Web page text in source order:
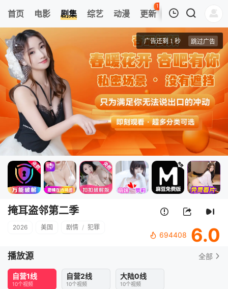
首页 电影 剧集 综艺 动漫 更新
121
热榜 APP
2
掩耳盗邻第二季
清空
掩耳盗邻第二季
2026 美国 剧情 / 犯罪
694408 6.0
播放源 全部
自营1线
10个视频
自营2线
10个视频
大陆0线
10个视频